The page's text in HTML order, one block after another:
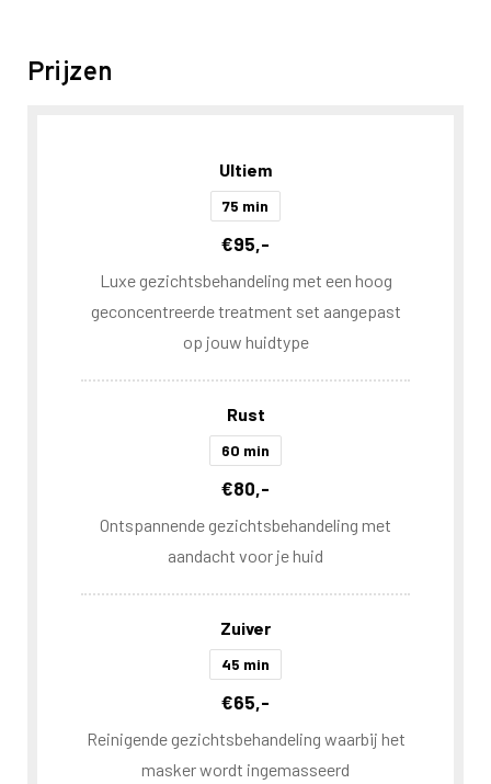
Prijzen
Ultiem
75 min
€95,-
Luxe gezichtsbehandeling met een hoog
geconcentreerde treatment set aangepast
op jouw huidtype
Rust
60 min
€80,-
Ontspannende gezichtsbehandeling met
aandacht voor je huid
Zuiver
45 min
€65,-
Reinigende gezichtsbehandeling waarbij het
masker wordt ingemasseerd